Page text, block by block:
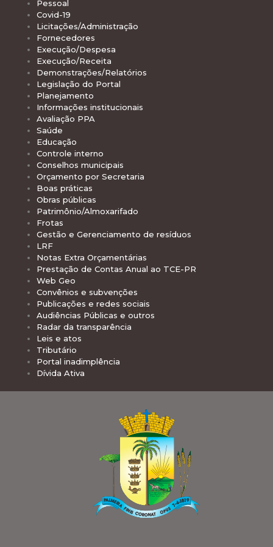
Pessoal
Covid-19
Licitações/Administração
Fornecedores
Execução/Despesa
Execução/Receita
Demonstrações/Relatórios
Legislação do Portal
Planejamento
Informações institucionais
Avaliação PPA
Saúde
Educação
Controle interno
Conselhos municipais
Orçamento por Secretaria
Boas práticas
Obras públicas
Patrimônio/Almoxarifado
Frotas
Gestão e Gerenciamento de resíduos
LRF
Notas Extra Orçamentárias
Prestação de Contas Anual ao TCE-PR
Web Geo
Convênios e subvenções
Publicações e redes sociais
Audiências Públicas e outros
Radar da transparência
Leis e atos
Tributário
Portal inadimplência
Dívida Ativa